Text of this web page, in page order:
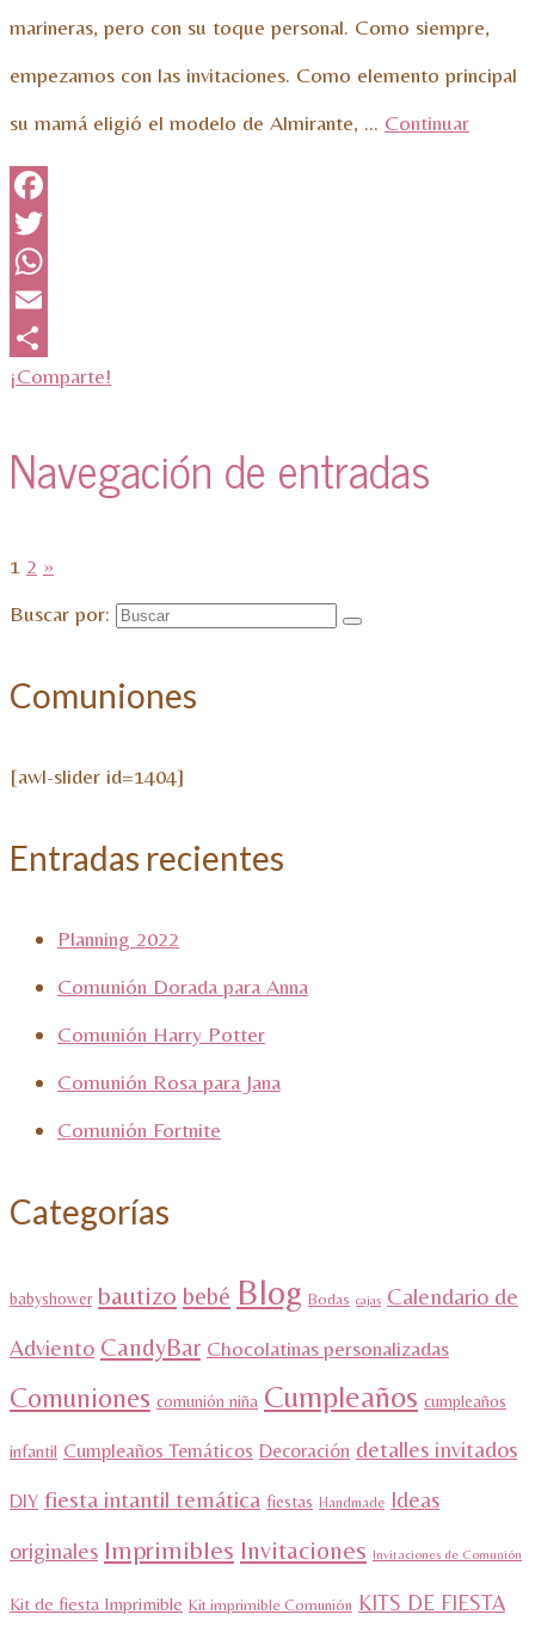
marineras, pero con su toque personal. Como siempre,
empezamos con las invitaciones. Como elemento principal
su mamá eligió el modelo de Almirante, … Continuar
Facebook
Twitter
WhatsApp
Email
¡Comparte!
Navegación de entradas
1 2 »
Buscar por:
Comuniones
[awl-slider id=1404]
Entradas recientes
Planning 2022
Comunión Dorada para Anna
Comunión Harry Potter
Comunión Rosa para Jana
Comunión Fortnite
Categorías
babyshower bautizo bebé Blog Bodas cajas Calendario de
Adviento CandyBar Chocolatinas personalizadas
Comuniones comunión niña Cumpleaños cumpleaños
infantil Cumpleaños Temáticos Decoración detalles invitados
DIY fiesta intantil temática fiestas Handmade Ideas
originales Imprimibles Invitaciones Invitaciones de Comunión
Kit de fiesta Imprimible Kit imprimible Comunión KITS DE FIESTA